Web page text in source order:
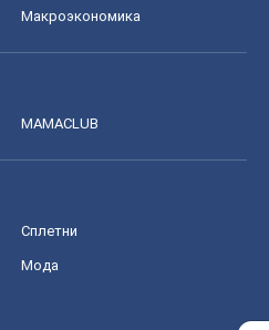
Mакроэкономика
MAMACLUB
Сплетни
Мода